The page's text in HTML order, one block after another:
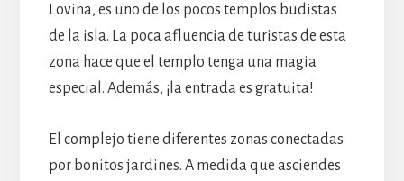
Lovina, es uno de los pocos templos budistas
de la isla. La poca afluencia de turistas de esta
zona hace que el templo tenga una magia
especial. Además, ¡la entrada es gratuita!
El complejo tiene diferentes zonas conectadas
por bonitos jardines. A medida que asciendes